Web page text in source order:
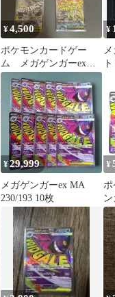
¥4,500
ポケモンカードゲー
ム メガゲンガーex
MA まとめ売り
¥
¥29,999
メガゲンガーex MA
230/193 10枚
¥